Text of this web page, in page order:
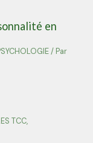
en
/ Par
TCC,